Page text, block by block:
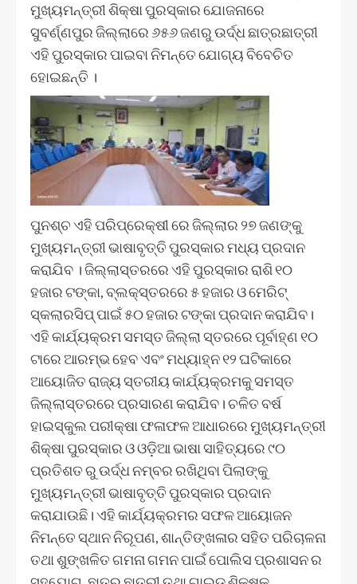
ମୁଖ୍ୟମନ୍ତ୍ରୀ ଶିକ୍ଷା ପୁରସ୍କାର ଯୋଜନାରେ
ସୁବର୍ଣ୍ଣପୁର ଜିଲ୍ଲାରେ ୬୫୬ ଜଣରୁ ଉର୍ଦ୍ଧ ଛାତ୍ରଛାତ୍ରୀ
ଏହି ପୁରସ୍କାର ପାଇବା ନିମନ୍ତେ ଯୋଗ୍ୟ ବିବେଚିତ
ହୋଇଛନ୍ତି ।
ପୁନଶ୍ଚ ଏହି ପରିପ୍ରେକ୍ଷୀ ରେ ଜିଲ୍ଲାର ୨୭ ଜଣଙ୍କୁ
ମୁଖ୍ୟମନ୍ତ୍ରୀ ଭାଷାବୃତ୍ତି ପୁରସ୍କାର ମଧ୍ୟ ପ୍ରଦାନ
କରାଯିବ । ଜିଲ୍ଲାସ୍ତରରେ ଏହି ପୁରସ୍କାର ରାଶି ୧୦
ହଜାର ଟଙ୍କା, ବ୍ଲକ୍‌ସ୍ତରରେ ୫ ହଜାର ଓ ମେରିଟ୍
ସ୍କଲାରସିପ୍ ପାଇଁ ୫୦ ହଜାର ଟଙ୍କା ପ୍ରଦାନ କରାଯିବ।
ଏହି କାର୍ଯ୍ୟକ୍ରମ ସମସ୍ତ ଜିଲ୍ଲା ସ୍ତରରେ ପୂର୍ବାହ୍ଣ ୧୦
ଟାରେ ଆରମ୍ଭ ହେବ ଏବଂ ମଧ୍ୟାହ୍ନ ୧୨ ଘଟିକାରେ
ଆୟୋଜିତ ରାଜ୍ୟ ସ୍ତରୀୟ କାର୍ଯ୍ୟକ୍ରମକୁ ସମସ୍ତ
ଜିଲ୍ଲାସ୍ତରରେ ପ୍ରସାରଣ କରାଯିବ। ଚଳିତ ବର୍ଷ
ହାଇସ୍କୁଲ ପରୀକ୍ଷା ଫଳାଫଳ ଆଧାରରେ ମୁଖ୍ୟମନ୍ତ୍ରୀ
ଶିକ୍ଷା ପୁରସ୍କାର ଓ ଓଡ଼ିଆ ଭାଷା ସାହିତ୍ୟରେ ୯୦
ପ୍ରତିଶତ ରୁ ଉର୍ଦ୍ଧ ନମ୍ବର ରଖିଥିବା ପିଲାଙ୍କୁ
ମୁଖ୍ୟମନ୍ତ୍ରୀ ଭାଷାବୃତ୍ତି ପୁରସ୍କାର ପ୍ରଦାନ
କରାଯାଉଛି। ଏହି କାର୍ଯ୍ୟକ୍ରମର ସଫଳ ଆୟୋଜନ
ନିମନ୍ତେ ସ୍ଥାନ ନିରୂପଣ, ଶାନ୍ତିଙ୍ଖଳାର ସହିତ ପରିଚାଳନା
ତଥା ଶୁଙ୍ଖଳିତ ଗମନା ଗମନ ପାଇଁ ପୋଲିସ ପ୍ରଶାସନ ର